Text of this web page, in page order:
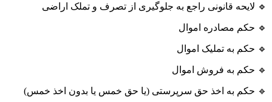
🔹 لایحه قانونی راجع به جلوگیری از تصرف و تملک اراضی
🔹 حکم مصادره اموال
🔹 حکم به تملیک اموال
🔹 حکم به فروش اموال
🔹 حکم به اخذ حق سرپرستی (یا حق خمس یا بدون اخذ خمس)